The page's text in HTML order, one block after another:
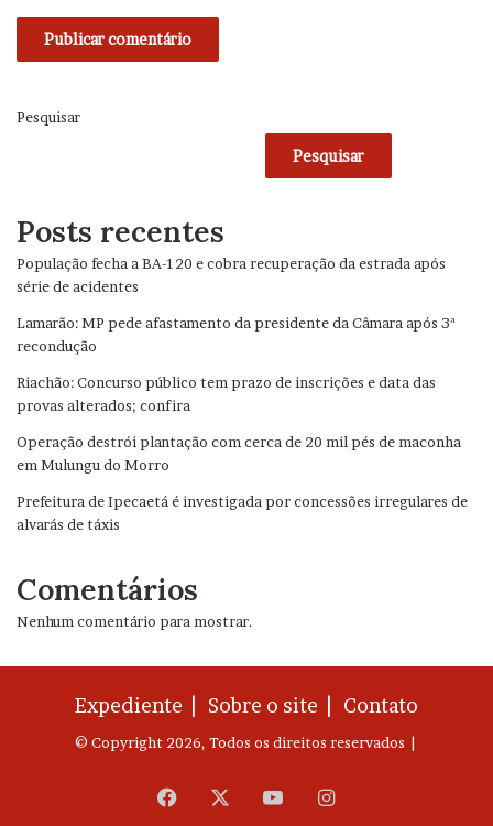
Pesquisar
Pesquisar
Posts recentes
População fecha a BA-120 e cobra recuperação da estrada após
série de acidentes
Lamarão: MP pede afastamento da presidente da Câmara após 3ª
recondução
Riachão: Concurso público tem prazo de inscrições e data das
provas alterados; confira
Operação destrói plantação com cerca de 20 mil pés de maconha
em Mulungu do Morro
Prefeitura de Ipecaetá é investigada por concessões irregulares de
alvarás de táxis
Comentários
Nenhum comentário para mostrar.
Expediente | Sobre o site | Contato
© Copyright 2026, Todos os direitos reservados |
Facebook YouTubeInstagram